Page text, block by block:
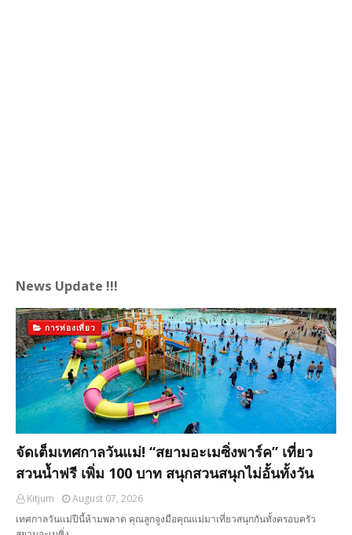
News Update !!!
การท่องเที่ยว
จัดเต็มเทศกาลวันแม่! “สยามอะเมซิ่งพาร์ค” เที่ยว
สวนน้ำฟรี เพิ่ม 100 บาท สนุกสวนสนุกไม่อั้นทั้งวัน
Kitjum
August 07, 2026
เทศกาลวันแม่ปีนี้ห้ามพลาด คุณลูกจูงมือคุณแม่มาเที่ยวสนุกกันทั้งครอบครัว